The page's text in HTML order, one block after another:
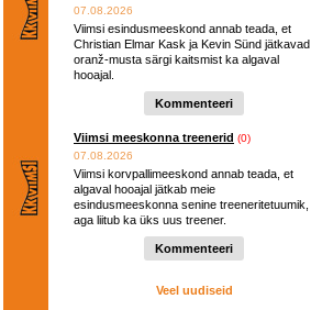
07.08.2026
Viimsi esindusmeeskond annab teada, et
Christian Elmar Kask ja Kevin Sünd jätkavad
oranž-musta särgi kaitsmist ka algaval
hooajal.
Kommenteeri
Viimsi meeskonna treenerid (0)
07.08.2026
Viimsi korvpallimeeskond annab teada, et
algaval hooajal jätkab meie
esindusmeeskonna senine treeneritetuumik,
aga liitub ka üks uus treener.
Kommenteeri
Veel uudiseid